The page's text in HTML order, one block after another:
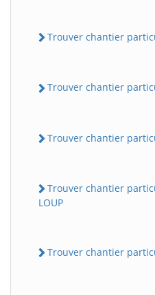
Trouver chantier
Trouver chantier
Trouver chantier
Trouver chantier
LOUP
Trouver chantier